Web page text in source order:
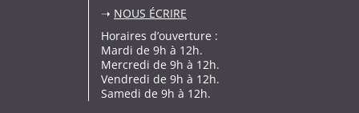
➝ NOUS ÉCRIRE
Horaires d’ouverture :
Mardi de 9h à 12h.
Mercredi de 9h à 12h.
Vendredi de 9h à 12h.
Samedi de 9h à 12h.